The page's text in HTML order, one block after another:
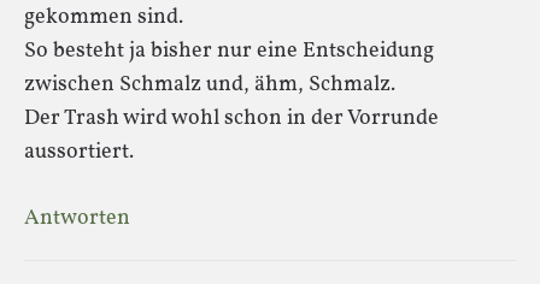
gekommen sind.
So besteht ja bisher nur eine Entscheidung
zwischen Schmalz und, ähm, Schmalz.
Der Trash wird wohl schon in der Vorrunde
aussortiert.
Antworten